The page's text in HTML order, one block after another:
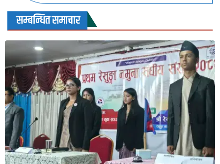
सम्बन्धित समाचार